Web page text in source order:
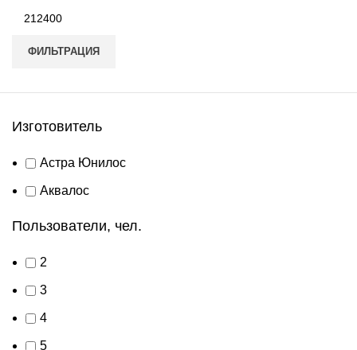
ФИЛЬТРАЦИЯ
Изготовитель
Астра Юнилос
Аквалос
Пользователи, чел.
2
3
4
5